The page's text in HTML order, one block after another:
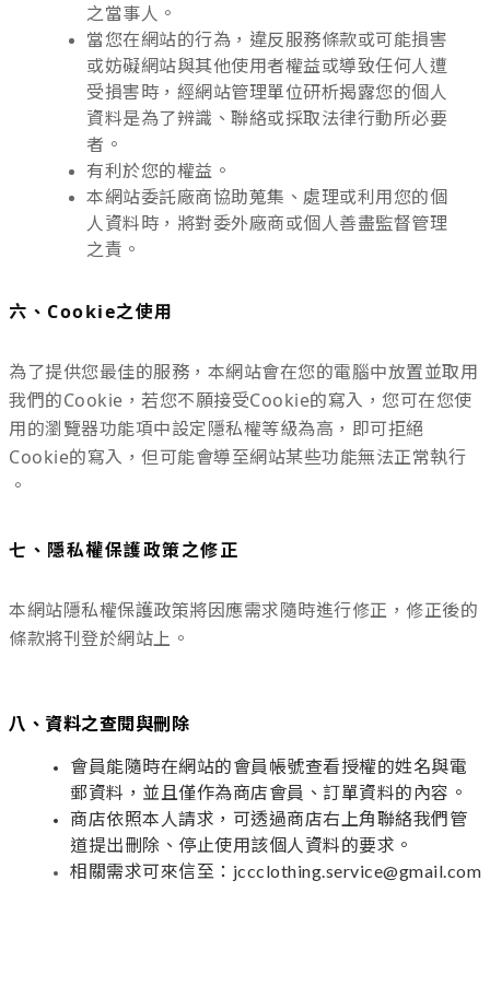
之當事人。
當您在網站的行為，違反服務條款或可能損害
或妨礙網站與其他使用者權益或導致任何人遭
受損害時，經網站管理單位研析揭露您的個人
資料是為了辨識、聯絡或採取法律行動所必要
者。
有利於您的權益。
本網站委託廠商協助蒐集、處理或利用您的個
人資料時，將對委外廠商或個人善盡監督管理
之責。
六、Cookie之使用
為了提供您最佳的服務，本網站會在您的電腦中放置並取用
我們的Cookie，若您不願接受Cookie的寫入，您可在您使
用的瀏覽器功能項中設定隱私權等級為高，即可拒絕
Cookie的寫入，但可能會導至網站某些功能無法正常執行
。
七、隱私權保護政策之修正
本網站隱私權保護政策將因應需求隨時進行修正，修正後的
條款將刊登於網站上。
八、資料之查閱與刪除
會員能隨時在網站的會員帳號查看授權的姓名與電
郵資料，並且僅作為商店會員、訂單資料的內容。
商店依照本人請求，可透過商店右上角聯絡我們管
道提出刪除、停止使用該個人資料的要求。
相關需求可來信至：jccclothing.service@gmail.com